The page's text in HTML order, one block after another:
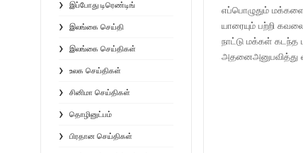
இப்போது டிரெண்டிங்
இலங்கை செய்தி
இலங்கை செய்திகள்
உலக செய்திகள்
சினிமா செய்திகள்
தொழினுட்பம்
பிரதான செய்திகள்
எப்பொழுதும்
யாரையும் பற்றி
நாட்டு மக்கள்
அதனைஅனுபவித்து